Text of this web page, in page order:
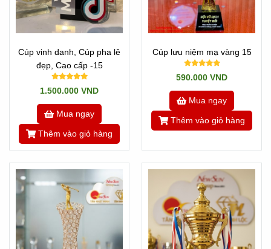
Cúp vinh danh, Cúp pha lê
đẹp, Cao cấp -15
1.500.000 VND
Mua ngay
Thêm vào giỏ hàng
Cúp lưu niệm mạ vàng 15
590.000 VND
Mua ngay
Thêm vào giỏ hàng